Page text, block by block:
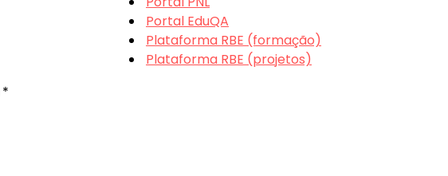
*
Portal EduQA
Plataforma RBE (formação)
Plataforma RBE (projetos)